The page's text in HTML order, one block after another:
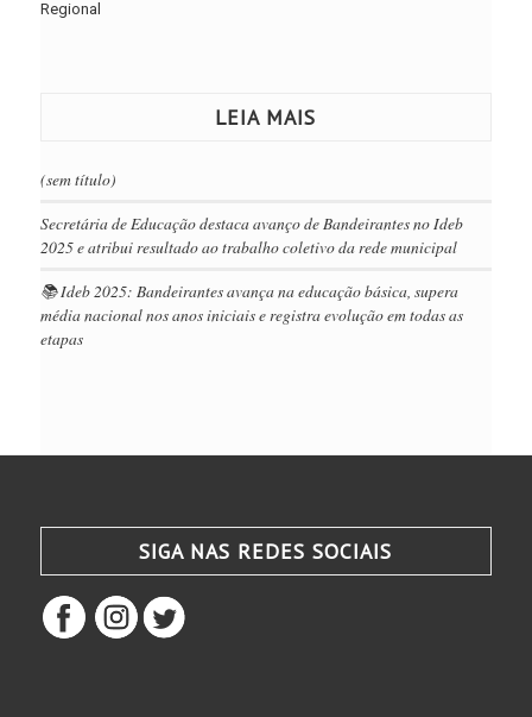
Regional
LEIA MAIS
(sem título)
Secretária de Educação destaca avanço de Bandeirantes no Ideb
2025 e atribui resultado ao trabalho coletivo da rede municipal
📚 Ideb 2025: Bandeirantes avança na educação básica, supera
média nacional nos anos iniciais e registra evolução em todas as
etapas
SIGA NAS REDES SOCIAIS